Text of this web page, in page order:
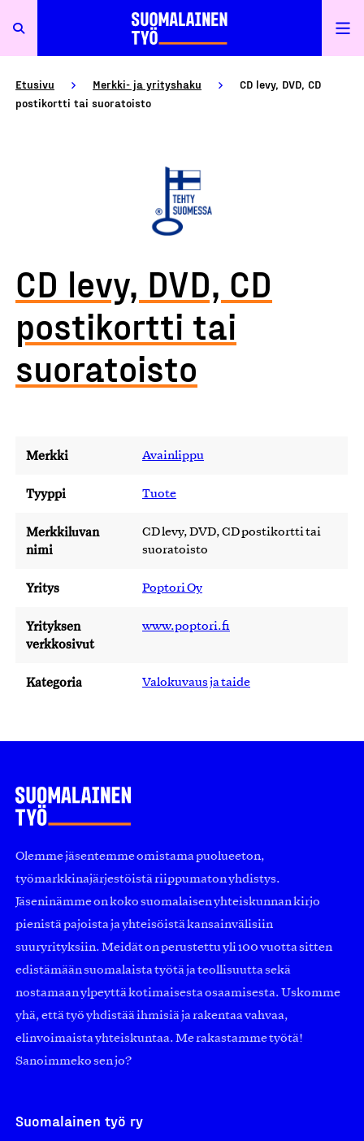
Etusivu Merkki- ja yrityshaku
CD levy, DVD, CD
postikortti tai suoratoisto
CD levy, DVD, CD
postikortti tai
suoratoisto
Merkki Avainlippu
Tyyppi Tuote
Merkkiluvan
nimi
CD levy, DVD, CD postikortti tai
suoratoisto
Yritys Poptori Oy
Yrityksen
verkkosivut
www.poptori.fi
Kategoria Valokuvaus ja taide
Olemme jäsentemme omistama puolueeton,
työmarkkinajärjestöistä riippumaton yhdistys.
Jäseninämme on koko suomalaisen yhteiskunnan kirjo
pienistä pajoista ja yhteisöistä kansainvälisiin
suuryrityksiin. Meidät on perustettu yli 100 vuotta sitten
edistämään suomalaista työtä ja teollisuutta sekä
nostamaan ylpeyttä kotimaisesta osaamisesta. Uskomme
yhä, että työ yhdistää ihmisiä ja rakentaa vahvaa,
elinvoimaista yhteiskuntaa. Me rakastamme työtä!
Sanoimmeko sen jo?
Suomalainen työ ry